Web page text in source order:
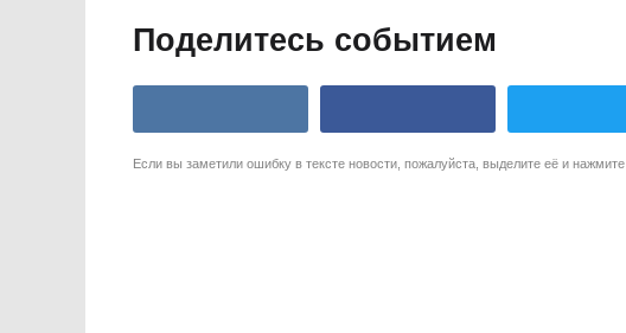
Поделитесь событием
Если вы заметили ошибку в тексте новости, пожалуйста, выделите её и нажмите